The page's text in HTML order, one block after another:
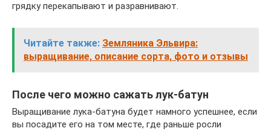
грядку перекапывают и разравнивают.
Читайте также: Земляника Эльвира:
выращивание, описание сорта, фото и отзывы
После чего можно сажать лук-батун
Выращивание лука-батуна будет намного успешнее, если
вы посадите его на том месте, где раньше росли